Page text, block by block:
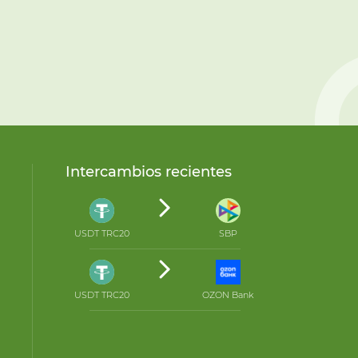
Intercambios recientes
USDT TRC20 SBP
USDT TRC20 OZON Bank